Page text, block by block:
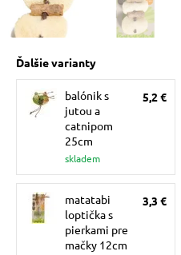
psov
pre psov
ohlávky
psov
Ďalšie varianty
balónik s
jutou a
catnipom
25cm
skladem
5,2 €
matatabi
loptička s
pierkami pre
mačky 12cm
3,3 €